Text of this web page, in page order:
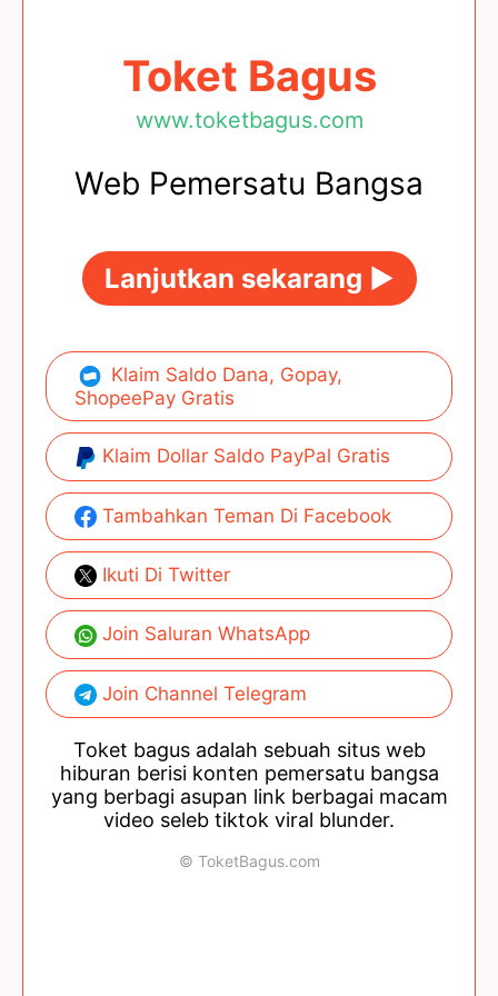
Toket Bagus
www.toketbagus.com
Web Pemersatu Bangsa
Lanjutkan sekarang ►
Klaim Saldo Dana, Gopay,
ShopeePay Gratis
Klaim Dollar Saldo PayPal Gratis
Tambahkan Teman Di Facebook
Ikuti Di Twitter
Join Saluran WhatsApp
Join Channel Telegram
Toket bagus adalah sebuah situs web
hiburan berisi konten pemersatu bangsa
yang berbagi asupan link berbagai macam
video seleb tiktok viral blunder.
© ToketBagus.com